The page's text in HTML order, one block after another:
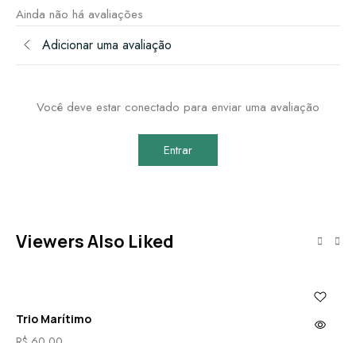
Ainda não há avaliações
Adicionar uma avaliação
Você deve estar conectado para enviar uma avaliação
Entrar
Viewers Also Liked
Trio Marítimo